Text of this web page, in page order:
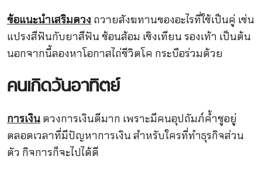
ข้อแนะนำเสริมดวง ถวายสังฆทานของอะไรที่ใช้เป็นคู่ เช่น
แปรงสีฟันกับยาสีฟัน ช้อนส้อม เชิงเทียน รองเท้า เป็นต้น
นอกจากนี้ลองหาโอกาสไถ่ชีวิตโค กระบือร่วมด้วย
คนเกิดวันอาทิตย์
การเงินดวงการเงินดีมาก เพราะมีคนอุปถัมภ์ค้ำชูอยู่
ตลอดเวลาที่มีปัญหาการเงิน สำหรับใครที่ทำธุรกิจส่วน
ตัว กิจการก็จะไปได้ดี